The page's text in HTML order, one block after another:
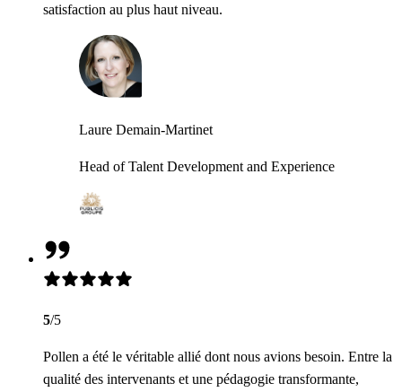
satisfaction au plus haut niveau.
Laure Demain-Martinet
Head of Talent Development and Experience
5/5
Pollen a été le véritable allié dont nous avions besoin. Entre la
qualité des intervenants et une pédagogie transformante,